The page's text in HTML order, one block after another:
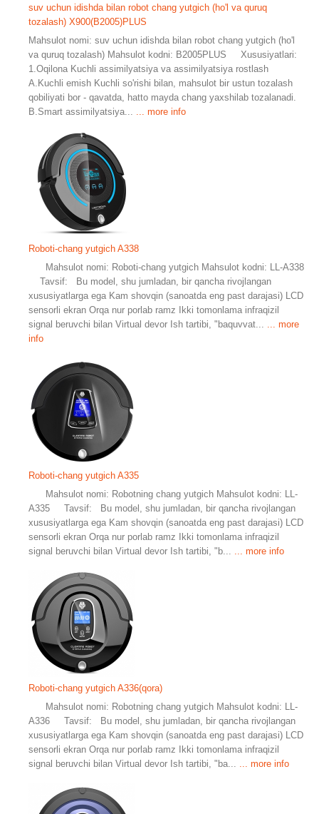
suv uchun idishda bilan robot chang yutgich (ho'l va quruq
tozalash) X900(B2005)PLUS
Mahsulot nomi: suv uchun idishda bilan robot chang yutgich (ho'l
va quruq tozalash) Mahsulot kodni: B2005PLUS Xususiyatlari:
1.Oqilona Kuchli assimilyatsiya va assimilyatsiya rostlash
A.Kuchli emish Kuchli so'rishi bilan, mahsulot bir ustun tozalash
qobiliyati bor - qavatda, hatto mayda chang yaxshilab tozalanadi.
B.Smart assimilyatsiya...
... more info
Roboti-chang yutgich A338
Mahsulot nomi: Roboti-chang yutgich Mahsulot kodni: LL-A338
Tavsif: Bu model, shu jumladan, bir qancha rivojlangan
xususiyatlarga ega Kam shovqin (sanoatda eng past darajasi) LCD
sensorli ekran Orqa nur porlab ramz Ikki tomonlama infraqizil
signal beruvchi bilan Virtual devor Ish tartibi, "baquvvat...
... more
info
Roboti-chang yutgich A335
Mahsulot nomi: Robotning chang yutgich Mahsulot kodni: LL-
A335 Tavsif: Bu model, shu jumladan, bir qancha rivojlangan
xususiyatlarga ega Kam shovqin (sanoatda eng past darajasi) LCD
sensorli ekran Orqa nur porlab ramz Ikki tomonlama infraqizil
signal beruvchi bilan Virtual devor Ish tartibi, "b...
... more info
Roboti-chang yutgich A336(qora)
Mahsulot nomi: Robotning chang yutgich Mahsulot kodni: LL-
A336 Tavsif: Bu model, shu jumladan, bir qancha rivojlangan
xususiyatlarga ega Kam shovqin (sanoatda eng past darajasi) LCD
sensorli ekran Orqa nur porlab ramz Ikki tomonlama infraqizil
signal beruvchi bilan Virtual devor Ish tartibi, "ba...
... more info